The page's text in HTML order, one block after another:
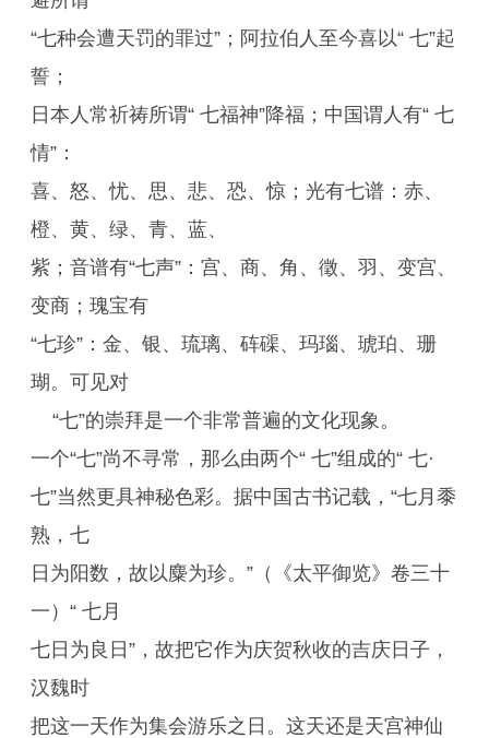
“七种会遭天罚的罪过”；阿拉伯人至今喜以“ 七”起
誓；
日本人常祈祷所谓“ 七福神”降福；中国谓人有“ 七
情”：
喜、怒、忧、思、悲、恐、惊；光有七谱：赤、
橙、黄、绿、青、蓝、
紫；音谱有“七声”：宫、商、角、徵、羽、变宫、
变商；瑰宝有
“七珍”：金、银、琉璃、砗磲、玛瑙、琥珀、珊
瑚。可见对
“七”的崇拜是一个非常普遍的文化现象。
一个“七”尚不寻常，那么由两个“ 七”组成的“ 七·
七”当然更具神秘色彩。据中国古书记载，“七月黍
熟，七
日为阳数，故以麋为珍。”（《太平御览》卷三十
一）“ 七月
七日为良日”，故把它作为庆贺秋收的吉庆日子，
汉魏时
把这一天作为集会游乐之日。这天还是天宫神仙